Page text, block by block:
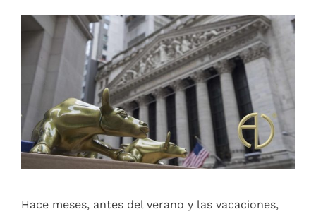
Hace meses, antes del verano y las vacaciones,